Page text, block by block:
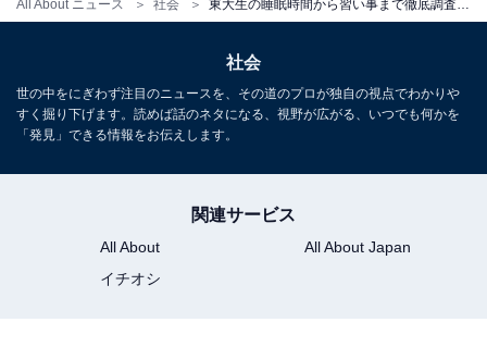
All About ニュース 社会
社会
世の中をにぎわず注目のニュースを、その道のプロが独自の視点でわかりや
すく掘り下げます。読めば話のネタになる、視野が広がる、いつでも何かを
「発見」できる情報をお伝えします。
関連サービス
All About
All About Japan
イチオシ